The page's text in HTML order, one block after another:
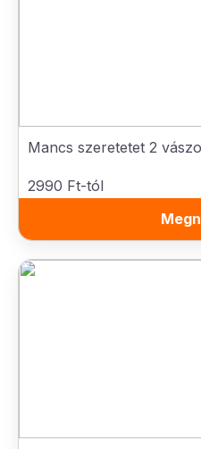
Mancs szeretetet 2
2990 Ft-tól